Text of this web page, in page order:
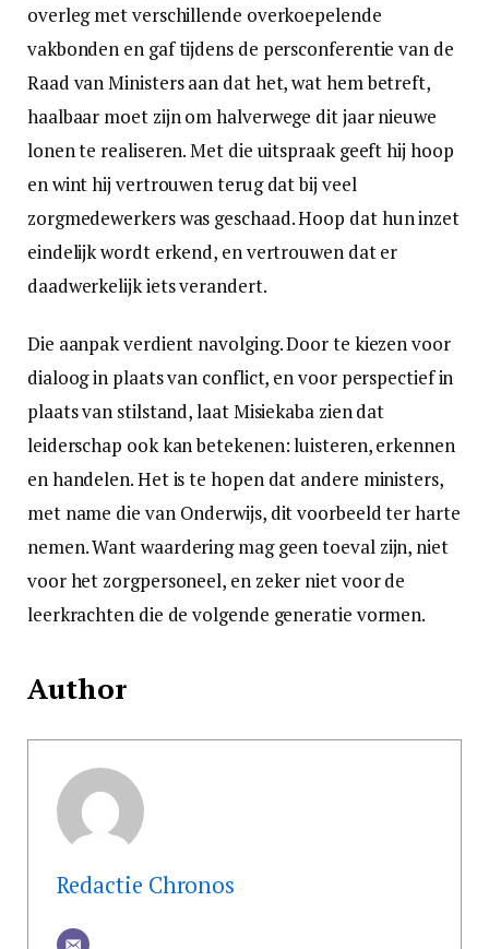
overleg met verschillende overkoepelende
vakbonden en gaf tijdens de persconferentie van de
Raad van Ministers aan dat het, wat hem betreft,
haalbaar moet zijn om halverwege dit jaar nieuwe
lonen te realiseren. Met die uitspraak geeft hij hoop
en wint hij vertrouwen terug dat bij veel
zorgmedewerkers was geschaad. Hoop dat hun inzet
eindelijk wordt erkend, en vertrouwen dat er
daadwerkelijk iets verandert.
Die aanpak verdient navolging. Door te kiezen voor
dialoog in plaats van conflict, en voor perspectief in
plaats van stilstand, laat Misiekaba zien dat
leiderschap ook kan betekenen: luisteren, erkennen
en handelen. Het is te hopen dat andere ministers,
met name die van Onderwijs, dit voorbeeld ter harte
nemen. Want waardering mag geen toeval zijn, niet
voor het zorgpersoneel, en zeker niet voor de
leerkrachten die de volgende generatie vormen.
Author
Redactie Chronos